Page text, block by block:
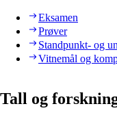
Eksamen
Prøver
Standpunkt- og
Vitnemål og
Tall og